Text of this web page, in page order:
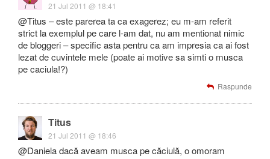
21 Jul 2011 @ 18:41
@Titus – este parerea ta ca exagerez; eu m-am referit
strict la exemplul pe care l-am dat, nu am mentionat nimic
de bloggeri – specific asta pentru ca am impresia ca ai fost
lezat de cuvintele mele (poate ai motive sa simti o musca
pe caciula!?)
Raspunde
Titus
21 Jul 2011 @ 18:46
@Daniela dacă aveam musca pe căciulă, o omoram